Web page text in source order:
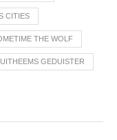
CITIES
THE WOLF
UITHEEMS GEDUISTER